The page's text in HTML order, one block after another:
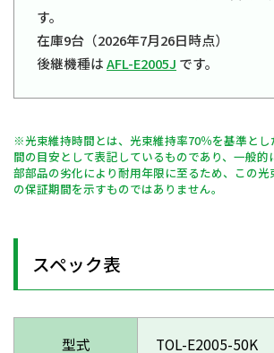
す。
在庫9台（2026年7月26日時点）
後継機種はAFL-E2005J です。
※光束維持時間とは、光束維持率70％を基準と
間の目安として表記しているものであり、一般的
部部品の劣化により耐用年限に至るため、この
の保証期間を示すものではありません。
スペック表
型式 TOL-E2005-50K